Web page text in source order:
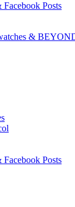
Posts
Posts